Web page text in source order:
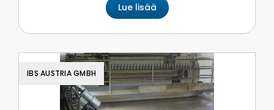
Lue lisää
IBS AUSTRIA GMBH